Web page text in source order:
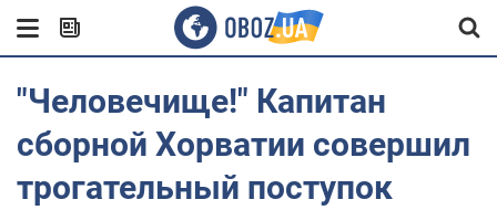
"Человечище!" Капитан
сборной Хорватии совершил
трогательный поступок